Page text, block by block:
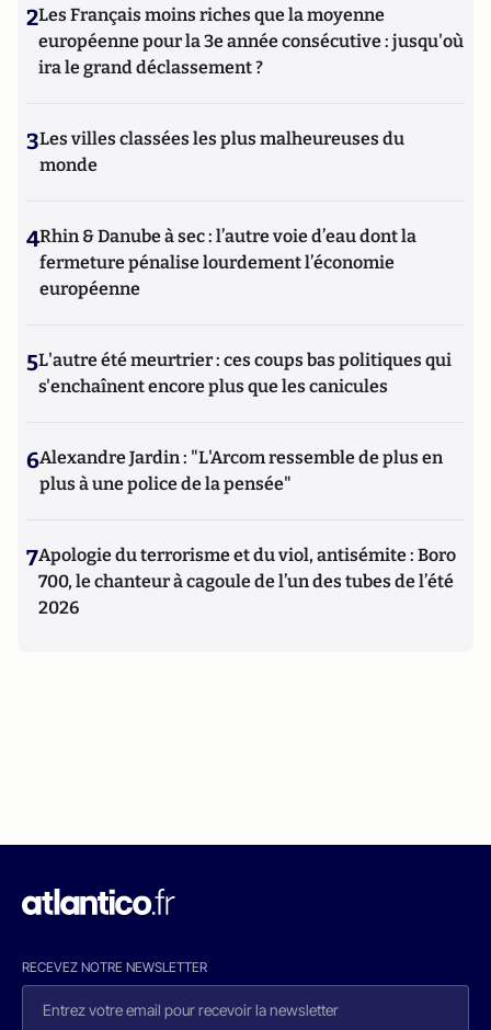
2Les Français moins riches que la moyenne
européenne pour la 3e année consécutive : jusqu'où
ira le grand déclassement ?
3Les villes classées les plus malheureuses du
monde
4Rhin & Danube à sec : l’autre voie d’eau dont la
fermeture pénalise lourdement l’économie
européenne
5L'autre été meurtrier : ces coups bas politiques qui
s'enchaînent encore plus que les canicules
6Alexandre Jardin : "L'Arcom ressemble de plus en
plus à une police de la pensée"
7Apologie du terrorisme et du viol, antisémite : Boro
700, le chanteur à cagoule de l’un des tubes de l’été
2026
RECEVEZ NOTRE NEWSLETTER